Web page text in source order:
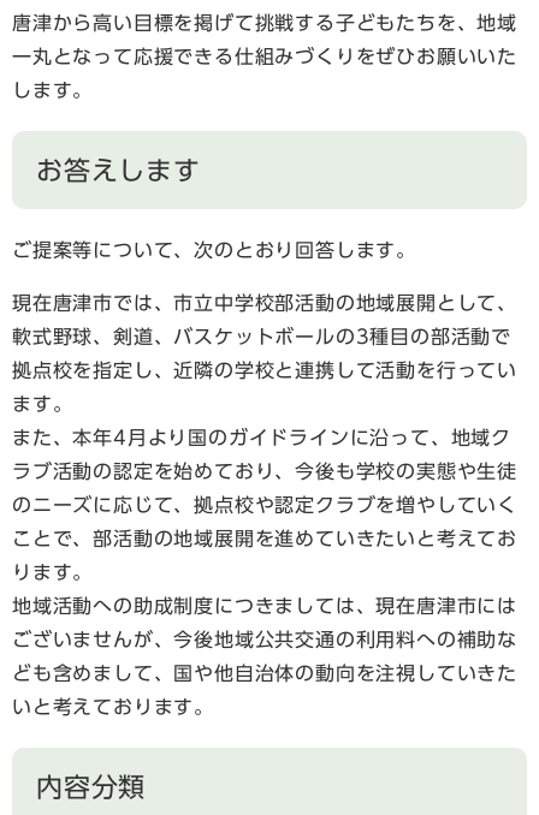
唐津から高い目標を掲げて挑戦する子どもたちを、地域
一丸となって応援できる仕組みづくりをぜひお願いいた
します。
お答えします
ご提案等について、次のとおり回答します。
現在唐津市では、市立中学校部活動の地域展開として、
軟式野球、剣道、バスケットボールの3種目の部活動で
拠点校を指定し、近隣の学校と連携して活動を行ってい
ます。
また、本年4月より国のガイドラインに沿って、地域ク
ラブ活動の認定を始めており、今後も学校の実態や生徒
のニーズに応じて、拠点校や認定クラブを増やしていく
ことで、部活動の地域展開を進めていきたいと考えてお
ります。
地域活動への助成制度につきましては、現在唐津市には
ございませんが、今後地域公共交通の利用料への補助な
ども含めまして、国や他自治体の動向を注視していきた
いと考えております。
内容分類